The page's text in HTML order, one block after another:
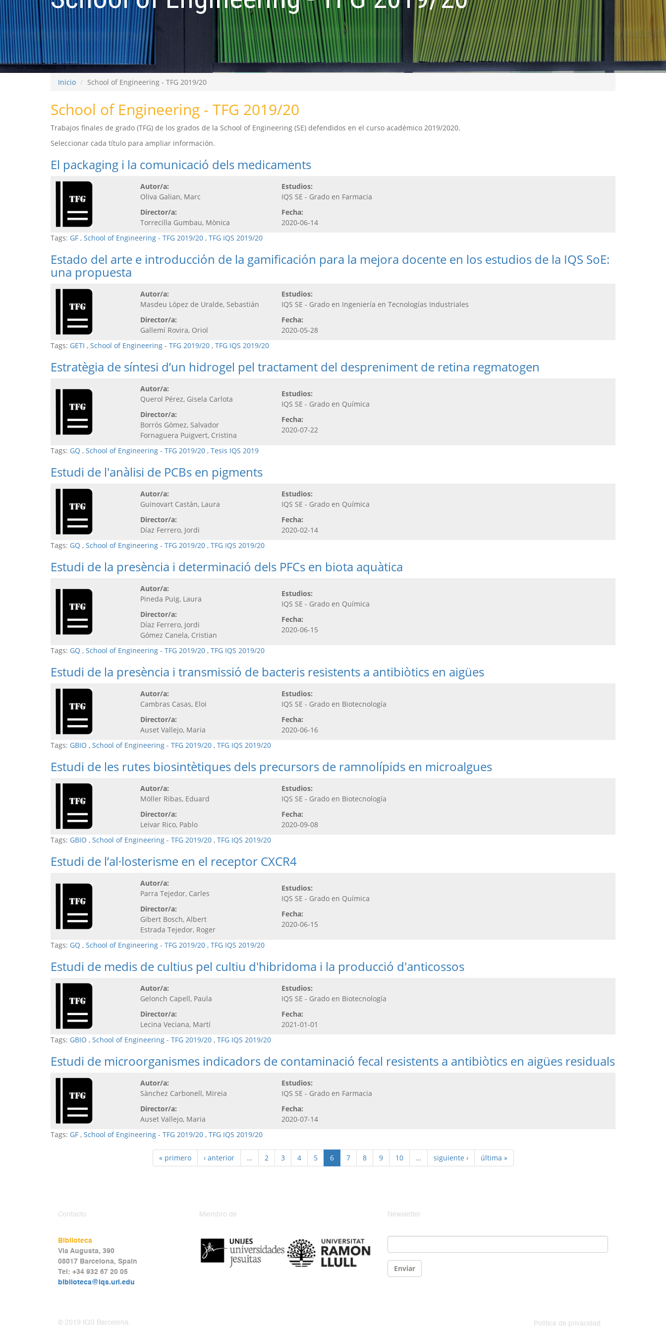
Inicio School of Engineering - TFG 2019/20
School of Engineering - TFG 2019/20
Trabajos finales de grado (TFG) de los grados de la School of Engineering (SE) defendidos en el curso académico 2019/2020.
Seleccionar cada título para ampliar información.
El packaging i la comunicació dels medicaments
Autor/a:
Oliva Galian, Marc
Director/a:
Torrecilla Gumbau, Mònica
Estudios:
IQS SE - Grado en Farmacia
Fecha:
2020-06-14
Tags: GF , School of Engineering - TFG 2019/20 , TFG IQS 2019/20
Estado del arte e introducción de la gamificación para la mejora docente en los estudios de la IQS SoE:
una propuesta
Autor/a:
Masdeu López de Uralde, Sebastián
Director/a:
Gallemí Rovira, Oriol
Estudios:
IQS SE - Grado en Ingeniería en Tecnologías Industriales
Fecha:
2020-05-28
Tags: GETI , School of Engineering - TFG 2019/20 , TFG IQS 2019/20
Estratègia de síntesi d’un hidrogel pel tractament del despreniment de retina regmatogen
Autor/a:
Querol Pérez, Gisela Carlota
Director/a:
Borrós Gómez, Salvador
Fornaguera Puigvert, Cristina
Estudios:
IQS SE - Grado en Química
Fecha:
2020-07-22
Tags: GQ , School of Engineering - TFG 2019/20 , Tesis IQS 2019
Estudi de l'anàlisi de PCBs en pigments
Autor/a:
Guinovart Castán, Laura
Director/a:
Díaz Ferrero, Jordi
Estudios:
IQS SE - Grado en Química
Fecha:
2020-02-14
Tags: GQ , School of Engineering - TFG 2019/20 , TFG IQS 2019/20
Estudi de la presència i determinació dels PFCs en biota aquàtica
Autor/a:
Pineda Puig, Laura
Director/a:
Díaz Ferrero, Jordi
Gómez Canela, Cristian
Estudios:
IQS SE - Grado en Química
Fecha:
2020-06-15
Tags: GQ , School of Engineering - TFG 2019/20 , TFG IQS 2019/20
Estudi de la presència i transmissió de bacteris resistents a antibiòtics en aigües
Autor/a:
Cambras Casas, Eloi
Director/a:
Auset Vallejo, Maria
Estudios:
IQS SE - Grado en Biotecnología
Fecha:
2020-06-16
Tags: GBIO , School of Engineering - TFG 2019/20 , TFG IQS 2019/20
Estudi de les rutes biosintètiques dels precursors de ramnolípids en microalgues
Autor/a:
Möller Ribas, Eduard
Director/a:
Leivar Rico, Pablo
Estudios:
IQS SE - Grado en Biotecnología
Fecha:
2020-09-08
Tags: GBIO , School of Engineering - TFG 2019/20 , TFG IQS 2019/20
Estudi de l’al·losterisme en el receptor CXCR4
Autor/a:
Parra Tejedor, Carles
Director/a:
Gibert Bosch, Albert
Estrada Tejedor, Roger
Estudios:
IQS SE - Grado en Química
Fecha:
2020-06-15
Tags: GQ , School of Engineering - TFG 2019/20 , TFG IQS 2019/20
Estudi de medis de cultius pel cultiu d'hibridoma i la producció d'anticossos
Autor/a:
Gelonch Capell, Paula
Director/a:
Lecina Veciana, Martí
Estudios:
IQS SE - Grado en Biotecnología
Fecha:
2021-01-01
Tags: GBIO , School of Engineering - TFG 2019/20 , TFG IQS 2019/20
Estudi de microorganismes indicadors de contaminació fecal resistents a antibiòtics en aigües residuals
Autor/a:
Sànchez Carbonell, Mireia
Director/a:
Auset Vallejo, Maria
Estudios:
IQS SE - Grado en Farmacia
Fecha:
2020-07-14
Tags: GF , School of Engineering - TFG 2019/20 , TFG IQS 2019/20
« primero ‹ anterior … 2 3 4 5 6 7 8 9 10 … siguiente › última »
Contacto
Biblioteca
Via Augusta, 390
08017 Barcelona, Spain
Tel: +34 932 67 20 05
biblioteca@iqs.url.edu
Miembro de Newsletter
Email
Enviar
© 2019 IQS Barcelona. Política de privacidad